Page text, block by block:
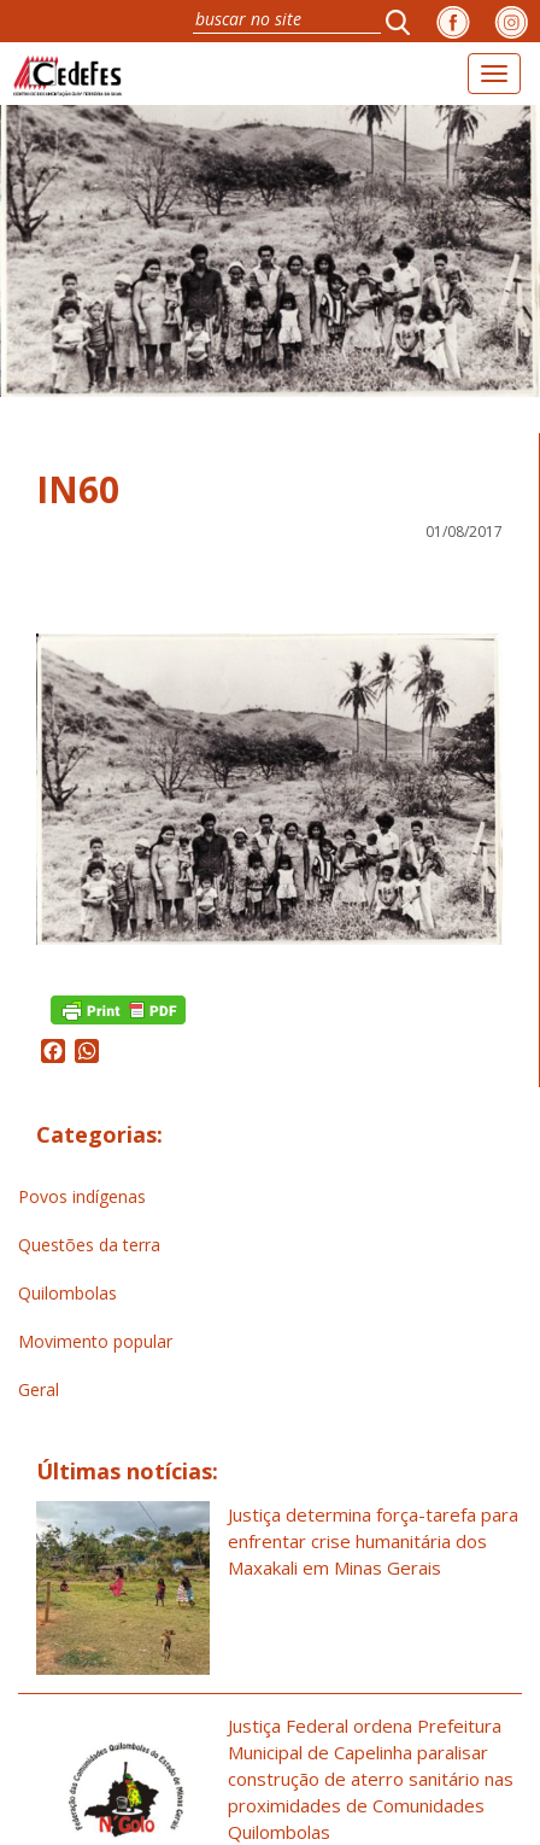
IN60
01/08/2017
Facebook
Categorias:
Povos indígenas
Questões da terra
Quilombolas
Movimento popular
Geral
Últimas notícias:
Justiça determina força-tarefa para
enfrentar crise humanitária dos
Maxakali em Minas Gerais
Justiça Federal ordena Prefeitura
Municipal de Capelinha paralisar
construção de aterro sanitário nas
proximidades de Comunidades
Quilombolas